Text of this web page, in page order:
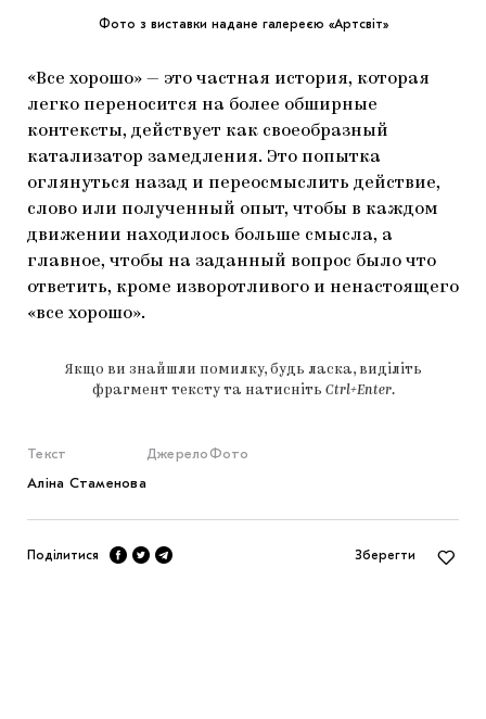
Фото з виставки надане галереєю «Артсвіт»
«Все хорошо» — это частная история, которая
легко переносится на более обширные
контексты, действует как своеобразный
катализатор замедления. Это попытка
оглянуться назад и переосмыслить действие,
слово или полученный опыт, чтобы в каждом
движении находилось больше смысла, а
главное, чтобы на заданный вопрос было что
ответить, кроме изворотливого и ненастоящего
«все хорошо».
Якщо ви знайшли помилку, будь ласка, виділіть
фрагмент тексту та натисніть Ctrl+Enter.
Текст
Аліна Стаменова
Джерело Фото
Поділитися Зберегти